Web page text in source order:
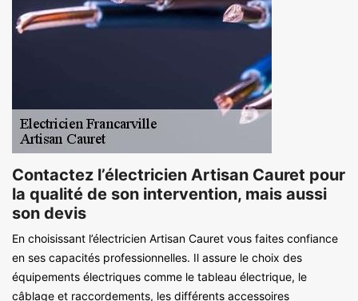
Contactez l’électricien Artisan Cauret pour
la qualité de son intervention, mais aussi
son devis
En choisissant l’électricien Artisan Cauret vous faites confiance
en ses capacités professionnelles. Il assure le choix des
équipements électriques comme le tableau électrique, le
câblage et raccordements, les différents accessoires